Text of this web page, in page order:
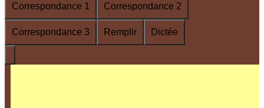
Correspondance 1
Correspondance 2
Correspondance 3 Remplir Dictée